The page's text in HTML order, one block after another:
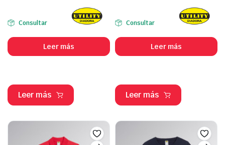
Consultar
Leer más
Leer más
Consultar
Leer más
Leer más